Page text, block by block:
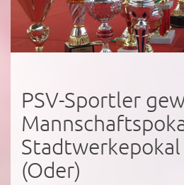
PSV-Sportler
(Oder)